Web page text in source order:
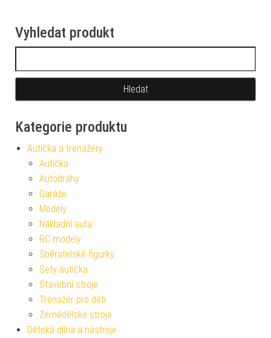
Vyhledat produkt
Kategorie produktu
Autíčka a trenažéry
Autíčka
Autodráhy
Garáže
Modely
Nákladní auta
RC modely
Sběratelské figurky
Sety autíčka
Stavební stroje
Trenažér pro děti
Zemědělské stroje
Dětská dílna a nástroje